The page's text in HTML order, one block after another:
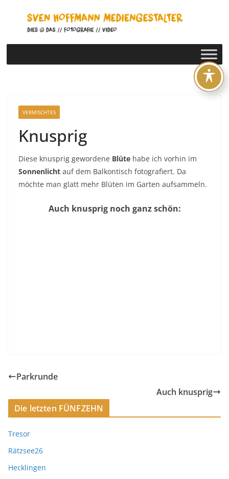
springen
VERMISCHTES
Knusprig
Diese knusprig gewordene Blüte habe ich vorhin im
Sonnenlicht auf dem Balkontisch fotografiert. Da
möchte man glatt mehr Blüten im Garten aufsammeln.
Auch knusprig noch ganz schön:
Parkrunde
Auch knusprig
Die letzten FÜNFZEHN
Tresor
Rätzsee26
Hecklingen